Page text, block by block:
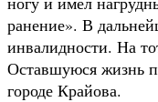
ранение». В
инвалидности. На
Оставшуюся жизнь
городе Крайова.